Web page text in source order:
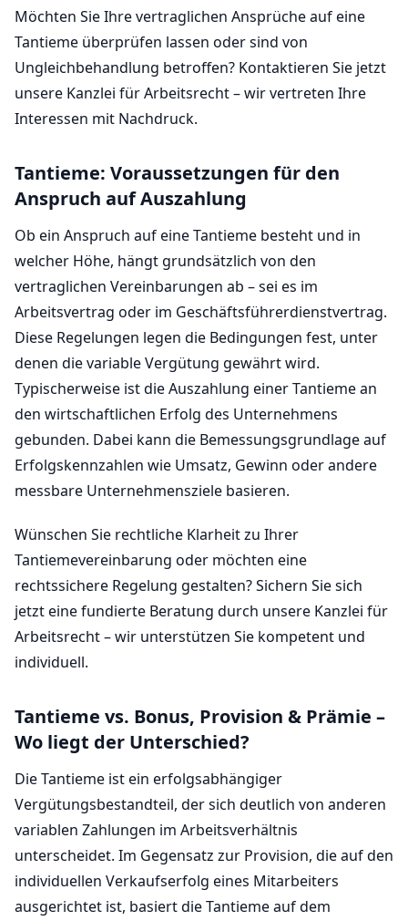
Möchten Sie Ihre vertraglichen Ansprüche auf eine
Tantieme überprüfen lassen oder sind von
Ungleichbehandlung betroffen? Kontaktieren Sie jetzt
unsere Kanzlei für Arbeitsrecht – wir vertreten Ihre
Interessen mit Nachdruck.
Tantieme: Voraussetzungen für den
Anspruch auf Auszahlung
Ob ein Anspruch auf eine Tantieme besteht und in
welcher Höhe, hängt grundsätzlich von den
vertraglichen Vereinbarungen ab – sei es im
Arbeitsvertrag oder im Geschäftsführerdienstvertrag.
Diese Regelungen legen die Bedingungen fest, unter
denen die variable Vergütung gewährt wird.
Typischerweise ist die Auszahlung einer Tantieme an
den wirtschaftlichen Erfolg des Unternehmens
gebunden. Dabei kann die Bemessungsgrundlage auf
Erfolgskennzahlen wie Umsatz, Gewinn oder andere
messbare Unternehmensziele basieren.
Wünschen Sie rechtliche Klarheit zu Ihrer
Tantiemevereinbarung oder möchten eine
rechtssichere Regelung gestalten? Sichern Sie sich
jetzt eine fundierte Beratung durch unsere Kanzlei für
Arbeitsrecht – wir unterstützen Sie kompetent und
individuell.
Tantieme vs. Bonus, Provision & Prämie –
Wo liegt der Unterschied?
Die Tantieme ist ein erfolgsabhängiger
Vergütungsbestandteil, der sich deutlich von anderen
variablen Zahlungen im Arbeitsverhältnis
unterscheidet. Im Gegensatz zur Provision, die auf den
individuellen Verkaufserfolg eines Mitarbeiters
ausgerichtet ist, basiert die Tantieme auf dem